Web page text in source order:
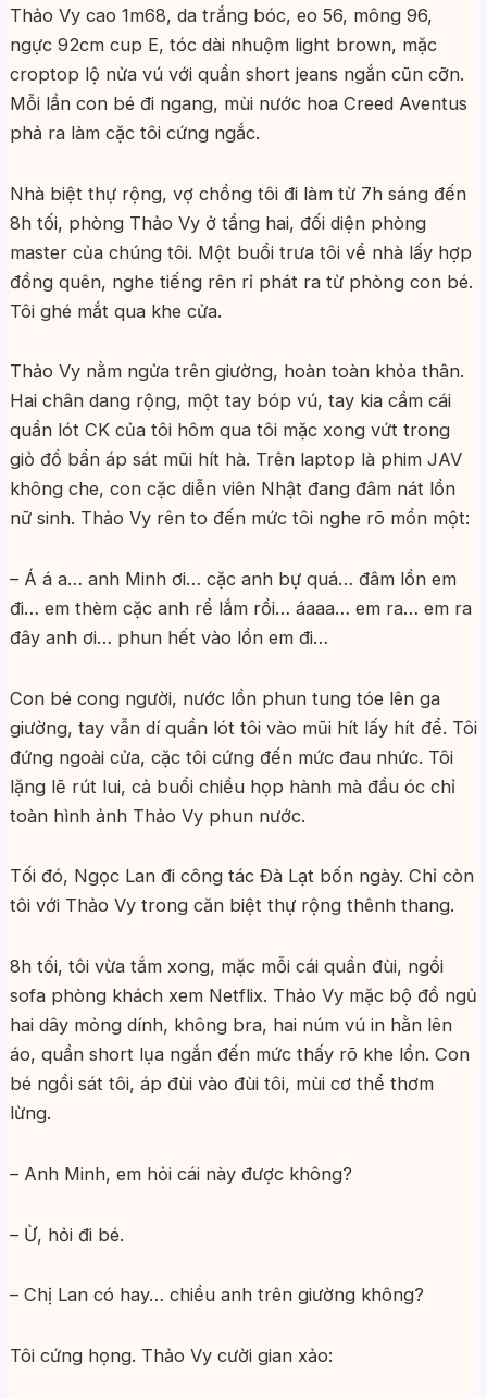
Thảo Vy cao 1m68, da trắng bóc, eo 56, mông 96,
ngực 92cm cup E, tóc dài nhuộm light brown, mặc
croptop lộ nửa vú với quần short jeans ngắn cũn cỡn.
Mỗi lần con bé đi ngang, mùi nước hoa Creed Aventus
phả ra làm cặc tôi cứng ngắc.
Nhà biệt thự rộng, vợ chồng tôi đi làm từ 7h sáng đến
8h tối, phòng Thảo Vy ở tầng hai, đối diện phòng
master của chúng tôi. Một buổi trưa tôi về nhà lấy hợp
đồng quên, nghe tiếng rên rỉ phát ra từ phòng con bé.
Tôi ghé mắt qua khe cửa.
Thảo Vy nằm ngửa trên giường, hoàn toàn khỏa thân.
Hai chân dang rộng, một tay bóp vú, tay kia cầm cái
quần lót CK của tôi hôm qua tôi mặc xong vứt trong
giỏ đồ bẩn áp sát mũi hít hà. Trên laptop là phim JAV
không che, con cặc diễn viên Nhật đang đâm nát lồn
nữ sinh. Thảo Vy rên to đến mức tôi nghe rõ mồn một:
– Á á a… anh Minh ơi… cặc anh bự quá… đâm lồn em
đi… em thèm cặc anh rể lắm rồi… áaaa… em ra… em ra
đây anh ơi… phun hết vào lồn em đi…
Con bé cong người, nước lồn phun tung tóe lên ga
giường, tay vẫn dí quần lót tôi vào mũi hít lấy hít để. Tôi
đứng ngoài cửa, cặc tôi cứng đến mức đau nhức. Tôi
lặng lẽ rút lui, cả buổi chiều họp hành mà đầu óc chỉ
toàn hình ảnh Thảo Vy phun nước.
Tối đó, Ngọc Lan đi công tác Đà Lạt bốn ngày. Chỉ còn
tôi với Thảo Vy trong căn biệt thự rộng thênh thang.
8h tối, tôi vừa tắm xong, mặc mỗi cái quần đùi, ngồi
sofa phòng khách xem Netflix. Thảo Vy mặc bộ đồ ngủ
hai dây mỏng dính, không bra, hai núm vú in hằn lên
áo, quần short lụa ngắn đến mức thấy rõ khe lồn. Con
bé ngồi sát tôi, áp đùi vào đùi tôi, mùi cơ thể thơm
lừng.
– Anh Minh, em hỏi cái này được không?
– Ừ, hỏi đi bé.
– Chị Lan có hay… chiều anh trên giường không?
Tôi cứng họng. Thảo Vy cười gian xảo: